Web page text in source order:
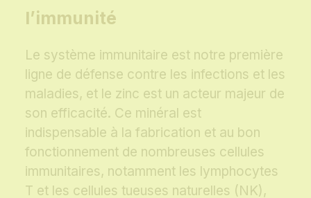
l’immunité
Le système immunitaire est notre première
ligne de défense contre les infections et les
maladies, et le zinc est un acteur majeur de
son efficacité. Ce minéral est
indispensable à la fabrication et au bon
fonctionnement de nombreuses cellules
immunitaires, notamment les lymphocytes
T et les cellules tueuses naturelles (NK),